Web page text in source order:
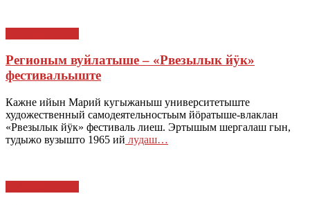
Регионым вуйлатыше – «Рвезылык йӱк»
фестивальыште
Кажне ийын Марий кугыжаныш университетыште
художественный самодеятельностьым йӧратыше-влаклан
«Рвезылык йӱк» фестиваль лиеш. Эртышым шергалаш гын,
тудыжо вузышто 1965 ий лудаш…